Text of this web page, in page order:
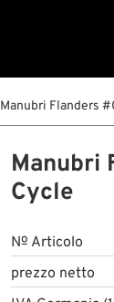
Manubri Flanders
Manubri
Cycle
№ Articolo
prezzo netto